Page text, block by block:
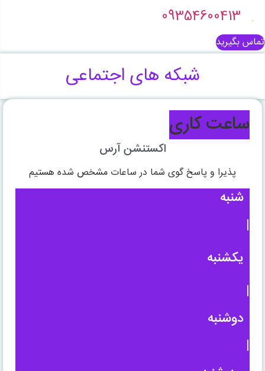
09354600413
تماس بگیرید
شبکه های اجتماعی
ساعت کاری
اکستنشن آرس
پذیرا و پاسخ گوی شما در ساعات مشخص شده هستیم
شنبه
|
یکشنبه
|
دوشنبه
|